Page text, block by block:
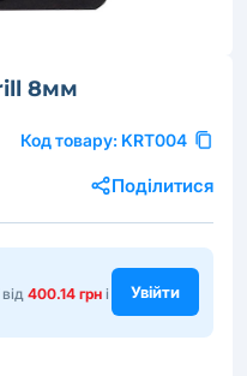
8мм
Код товару: KRT004
Поділитися
400.14 грн і
Увійти